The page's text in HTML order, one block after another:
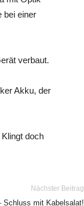
bei einer
verbaut.
Akku, der
doch
Nächster Beitrag
Schluss mit Kabelsalat!